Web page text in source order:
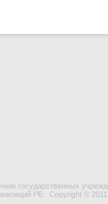
государственных
РБ.
Copyright ©